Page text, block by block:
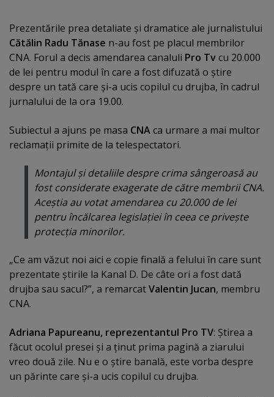
Prezentările prea detaliate şi dramatice ale jurnalistului
Cătălin Radu Tănase n-au fost pe placul membrilor
CNA. Forul a decis amendarea canaluli Pro Tvcu 20.000
de lei pentru modul în care a fost difuzată o ştire
despre un tată care şi-a ucis copilul cu drujba, în cadrul
jurnalului de la ora 19.00.
Subiectul a ajuns pe masa CNAca urmare a mai multor
reclamaţii primite de la telespectatori.
Montajul şi detaliile despre crima sângeroasă au
fost considerate exagerate de către membrii CNA.
Aceştia au votat amendarea cu 20.000 de lei
pentru încălcarea legislaţiei în ceea ce priveşte
protecţia minorilor.
„Ce am văzut noi aici e copie finală a felului în care sunt
prezentate ştirile la Kanal D. De câte ori a fost dată
drujba sau sacul?”, a remarcatValentin Jucan, membru
CNA.
Adriana Papureanu, reprezentantul Pro TV: Ştirea a
făcut ocolul presei şi a ţinut prima pagină a ziarului
vreo două zile. Nu e o ştire banală, este vorba despre
un părinte care şi-a ucis copilul cu drujba.